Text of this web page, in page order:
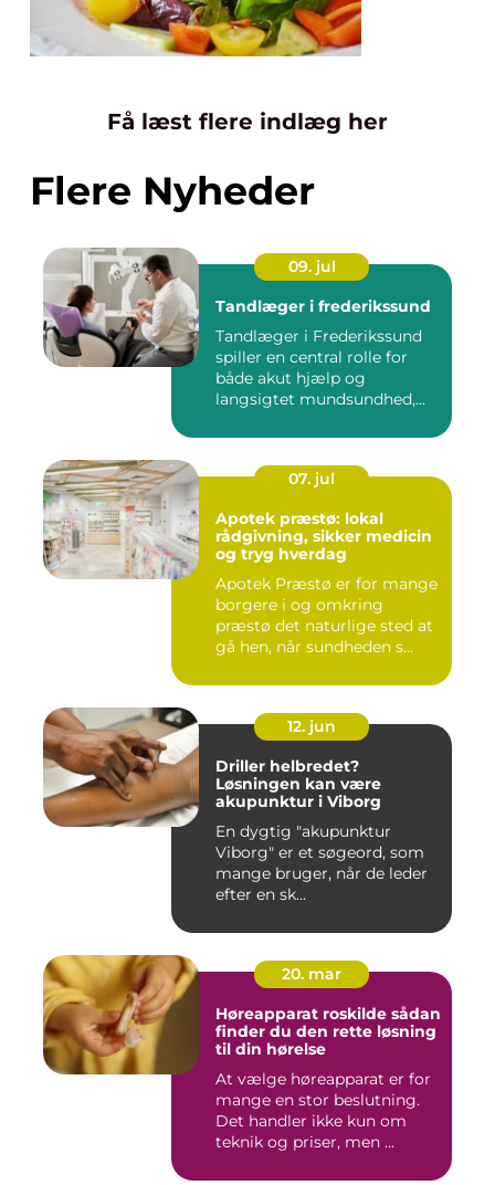
Få læst flere indlæg her
Flere Nyheder
09. jul
Tandlæger i frederikssund
Tandlæger i Frederikssund
spiller en central rolle for
både akut hjælp og
langsigtet mundsundhed,
07. jul
Apotek præstø: lokal
rådgivning, sikker medicin
og tryg hverdag
Apotek Præstø er for mange
borgere i og omkring
præstø det naturlige sted at
gå hen, når sundheden s...
12. jun
Driller helbredet?
Løsningen kan være
akupunktur i Viborg
En dygtig "akupunktur
Viborg" er et søgeord, som
mange bruger, når de leder
efter en sk...
20. mar
Høreapparat roskilde sådan
finder du den rette løsning
til din hørelse
At vælge høreapparat er for
mange en stor beslutning.
Det handler ikke kun om
teknik og priser, men ...